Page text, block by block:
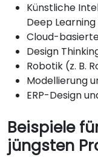
Künstliche
Deep Learning
Cloud-
Design
Robotik (z. B.
Modellierung
ERP-Design
Beispiele
jüngsten